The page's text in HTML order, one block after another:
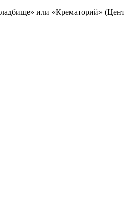
или «Крематорий»